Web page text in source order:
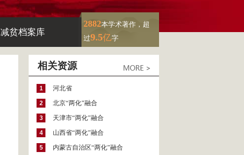
减贫档案库
2882本学术著作，超
过9.5亿字
相关资源
1 河北省
2 北京“两化”融合
3 天津市“两化”融合
4 山西省“两化”融合
5 内蒙古自治区“两化”融合